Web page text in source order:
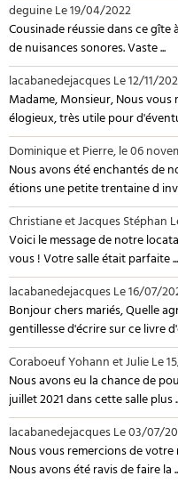
deguineLe 19/04/2022
Cousinade réussie dans ce
de nuisances sonores. Vaste ...
lacabanedejacquesLe 12/11/
Madame, Monsieur, Nous
élogieux, très utile pour
Dominique et Pierre, le 06
Nous avons été enchantés de
étions une petite trentaine d
Christiane et Jacques Stéphan
Voici le message de notre
vous ! Votre salle était parfaite ...
lacabanedejacquesLe 16/07/
Bonjour chers mariés, Quelle
gentillesse d'écrire sur ce livre
Coraboeuf Yohann et JulieLe
Nous avons eu la chance de
juillet 2021 dans cette salle plus
lacabanedejacquesLe 03/07/
Nous vous remercions de
Nous avons été ravis de faire la